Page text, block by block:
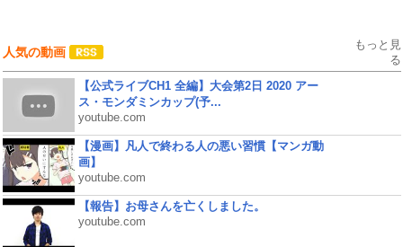
人気の動画
もっと見
る
【公式ライブCH1 全編】大会第2日 2020 アー
ス・モンダミンカップ(予...
youtube.com
【漫画】凡人で終わる人の悪い習慣【マンガ動
画】
youtube.com
【報告】お母さんを亡くしました。
youtube.com